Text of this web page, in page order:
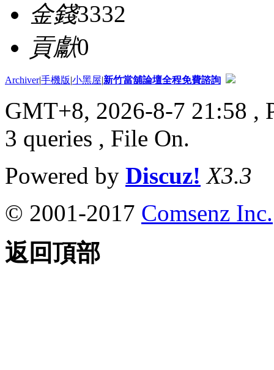
金錢3332
貢獻0
Archiver|手機版|小黑屋|新竹當舖論壇全程免費諮詢
GMT+8, 2026-8-7 21:58 ,
3 queries , File On.
Powered by Discuz! X3.3
© 2001-2017 Comsenz Inc.
返回頂部